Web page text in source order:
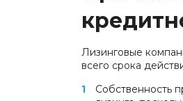
Лизинговые
всего срока
Собственность